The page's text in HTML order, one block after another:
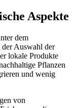
Aspekte
dem
Auswahl der
lokale Produkte
Pflanzen
und wenig
von